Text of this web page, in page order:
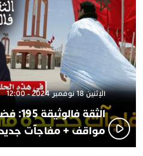
الإثنين 18 نوفمبر 2024 - 12:00
الثقة
مواقف + مفاجآت